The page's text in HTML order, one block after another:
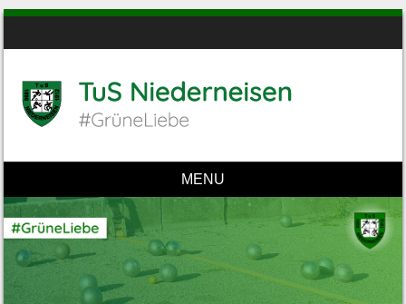
MENU
Skip to content